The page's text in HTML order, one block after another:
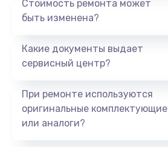
Стоимость ремонта может
быть изменена?
Какие документы выдает
сервисный центр?
При ремонте используются
оригинальные комплектующие
или аналоги?